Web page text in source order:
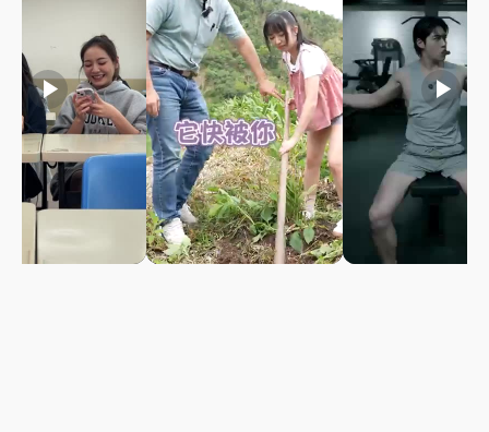
play_arrow play_arrow play_arrow